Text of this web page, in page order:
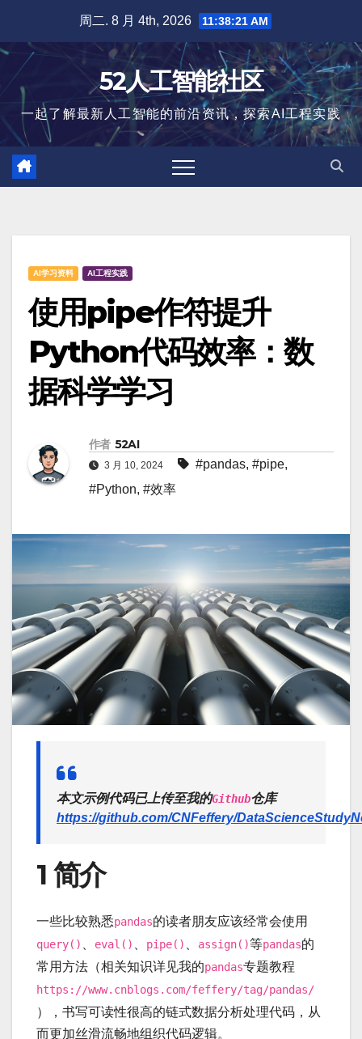
内
容
周二. 8 月 4th, 2026 11:38:21 AM
52人工智能社区
一起了解最新人工智能的前沿资讯，探索AI工程实践
AI学习资料 AI工程实践
使用pipe作符提升
Python代码效率：数
据科学学习
作者 52AI
3 月 10, 2024 #pandas, #pipe,
#Python, #效率
本文示例代码已上传至我的Github仓库
https://github.com/CNFeffery/
1 简介
一些比较熟悉pandas的读者朋友应该经常会使用
query() eval() pipe() assign()等pandas的
常用方法（相关知识详见我的pandas专题教程
https://www.cnblogs.com/feffery/tag/pandas/
），书写可读性很高的链式数据分析处理代码，从
而更加丝滑流畅地组织代码逻辑。